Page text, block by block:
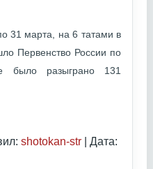
31 марта, на 6 татами в
Первенство России по
было разыграно 131
shotokan-str | Дата: